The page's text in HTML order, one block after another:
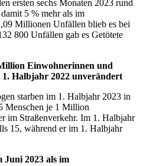
ersten sechs Monaten 2023 rund
5 % mehr als im
Millionen Unfällen blieb es bei
800 Unfällen gab es Getötete
Einwohnerinnen und
Halbjahr 2022 unverändert
starben im 1. Halbjahr 2023 in
Menschen je 1 Million
im Straßenverkehr. Im 1. Halbjahr
15, während er im 1. Halbjahr
2023 als im